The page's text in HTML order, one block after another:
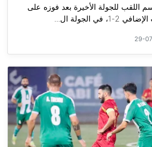
اللقب للجولة الأخيرة بعد فوزه على
في الجولة ال...
29-